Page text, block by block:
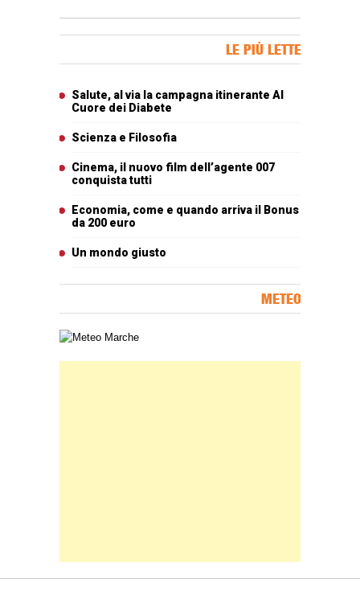
LE PIÙ LETTE
Salute, al via la campagna itinerante Al
Cuore dei Diabete
Scienza e Filosofia
Cinema, il nuovo film dell’agente 007
conquista tutti
Economia, come e quando arriva il Bonus
da 200 euro
Un mondo giusto
METEO
Carta meteorologica delle Marche